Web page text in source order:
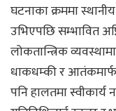
घटनाका क्रममा
उभिएपछि सम्भावित
लोकतान्त्रिक
धाकधम्की र
पनि हालतमा स्वीकार्य